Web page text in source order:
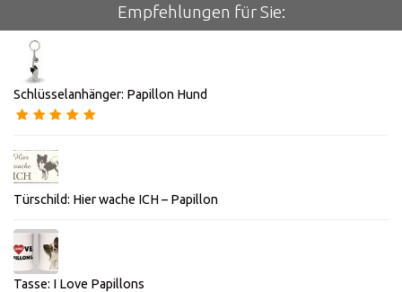
Empfehlungen für Sie:
Schlüsselanhänger: Papillon Hund
Türschild: Hier wache ICH – Papillon
Tasse: I Love Papillons